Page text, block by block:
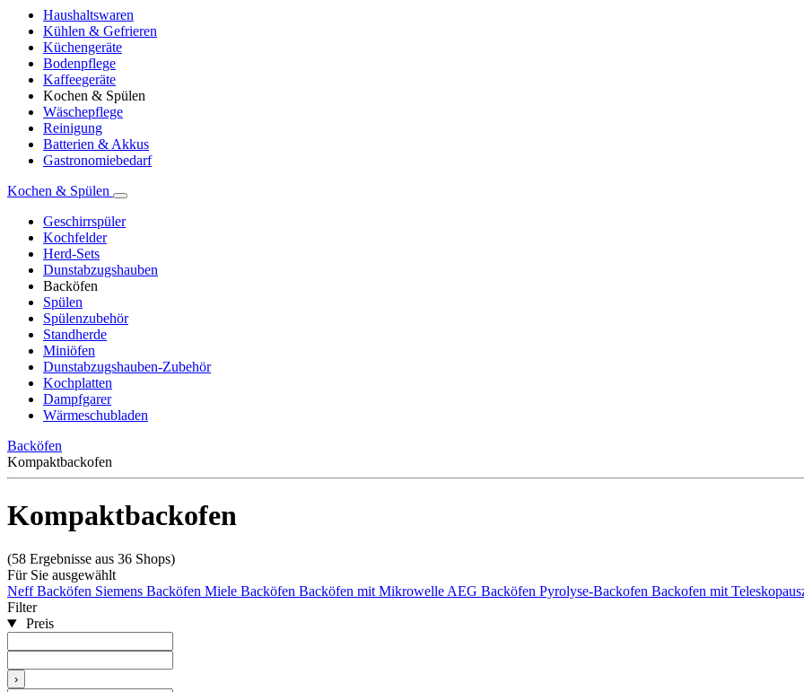
Haushaltswaren
Kühlen & Gefrieren
Küchengeräte
Bodenpflege
Kaffeegeräte
Kochen & Spülen
Wäschepflege
Reinigung
Batterien & Akkus
Gastronomiebedarf
Kochen & Spülen
Geschirrspüler
Kochfelder
Herd-Sets
Dunstabzugshauben
Backöfen
Spülen
Spülenzubehör
Standherde
Miniöfen
Dunstabzugshauben-Zubehör
Kochplatten
Dampfgarer
Wärmeschubladen
Backöfen
Kompaktbackofen
Kompaktbackofen
(58 Ergebnisse aus 36 Shops)
Für Sie ausgewählt
Neff Backöfen Siemens Backöfen Miele Backöfen Backöfen mit Mikrowelle AEG Backöfen Pyrolyse-Backofen Backofen mit
Filter
Preis
›